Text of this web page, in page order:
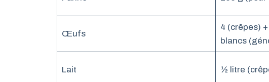
Œufs
4 (crêpes)
blancs
Lait ½ litre